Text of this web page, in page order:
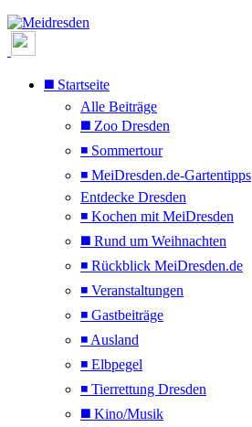
◼️ Startseite
Alle Beiträge
◼️ Zoo Dresden
◾ Sommertour
◾ MeiDresden.de-Gartentipps
Entdecke Dresden
◾ Kochen mit MeiDresden
◼️ Rund um Weihnachten
◾ Rückblick MeiDresden.de
◾ Veranstaltungen
◾ Gastbeiträge
◾ Ausland
◾ Elbpegel
◾ Tierrettung Dresden
◼️ Kino/Musik